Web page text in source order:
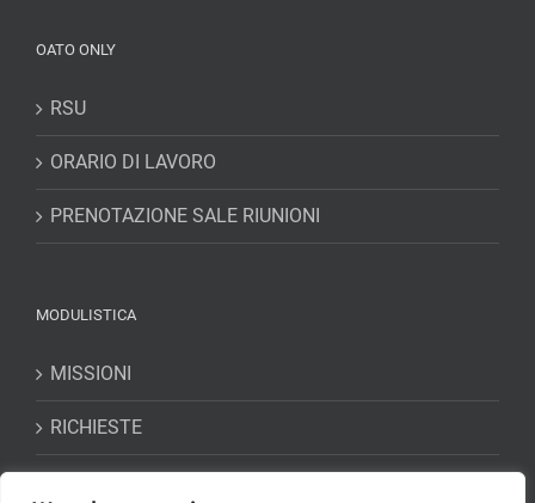
OATO ONLY
RSU
ORARIO DI LAVORO
PRENOTAZIONE SALE RIUNIONI
MODULISTICA
MISSIONI
RICHIESTE